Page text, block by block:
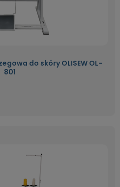
do skóry OLISEW OL-
801